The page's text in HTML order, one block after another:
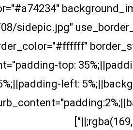
sidepic.jpg"
top:
left:
rgba(169,